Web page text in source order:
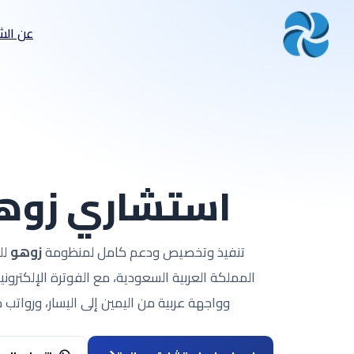
عن
استشاري
تنفيذ وتخصيص ودعم كامل لمنظومةزوهو
المملكة العربية السعودية، مع الفوترة
وواجهة عربية من اليمين إلى اليسار،